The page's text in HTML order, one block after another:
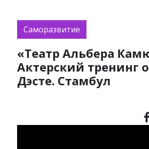
Саморазвитие
«Театр Альбера
Актерский тренинг
Дэсте. Стамбул